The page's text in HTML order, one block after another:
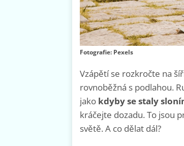
Fotografie: Pexels
Vzápětí se rozkročte na
rovnoběžná s podlahou.
jako kdyby se staly
kráčejte dozadu. To jsou
světě. A co dělat dál?